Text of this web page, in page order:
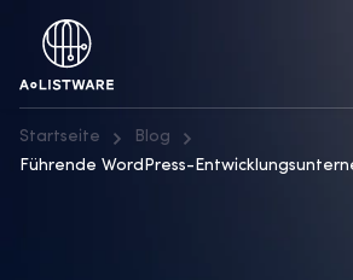
Startseite
Blog
Führende WordPress-